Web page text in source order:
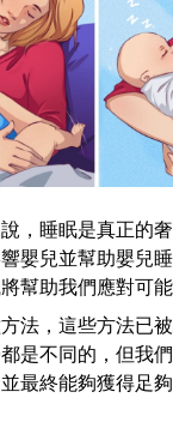
，睡眠是真正的奢
嬰兒並幫助嬰兒
幫助我們應對可能
法，這些方法已
是不同的，但我
最終能夠獲得足夠